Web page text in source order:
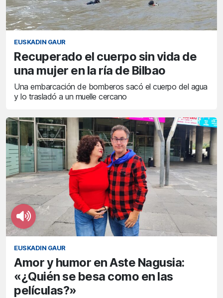
EUSKADIN GAUR
Recuperado el cuerpo sin vida de
una mujer en la ría de Bilbao
Una embarcación de bomberos sacó el cuerpo del agua
y lo trasladó a un muelle cercano
EUSKADIN GAUR
Amor y humor en Aste Nagusia:
«¿Quién se besa como en las
películas?»